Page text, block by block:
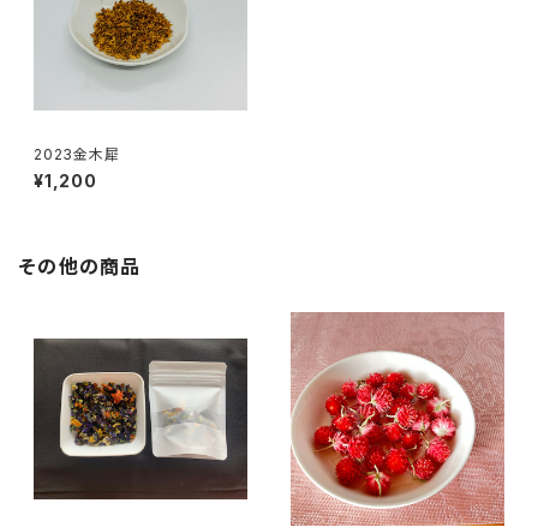
2023金木犀
¥1,200
その他の商品